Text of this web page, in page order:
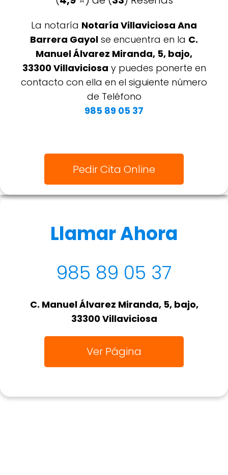
La notaría Notaría Villaviciosa Ana
Barrera Gayol se encuentra en la C.
Manuel Álvarez Miranda, 5, bajo,
33300 Villaviciosa y puedes ponerte en
contacto con ella en el siguiente número
de Teléfono
985 89 05 37
Pedir Cita Online
Llamar Ahora
985 89 05 37
C. Manuel Álvarez Miranda, 5, bajo,
33300 Villaviciosa
Ver Página